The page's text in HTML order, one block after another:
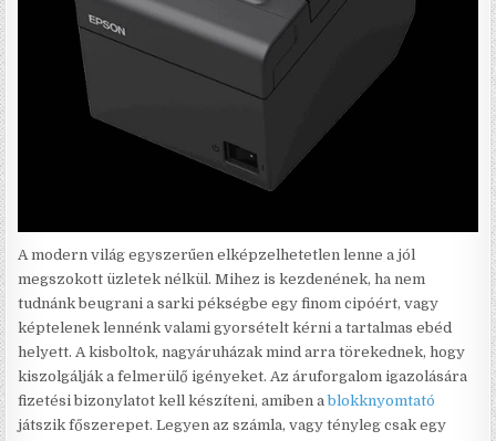
A modern világ egyszerűen elképzelhetetlen lenne a jól
megszokott üzletek nélkül. Mihez is kezdenének, ha nem
tudnánk beugrani a sarki pékségbe egy finom cipóért, vagy
képtelenek lennénk valami gyorsételt kérni a tartalmas ebéd
helyett. A kisboltok, nagyáruházak mind arra törekednek, hogy
kiszolgálják a felmerülő igényeket. Az áruforgalom igazolására
fizetési bizonylatot kell készíteni, amiben ablokknyomtató
játszik főszerepet. Legyen az számla, vagy tényleg csak egy